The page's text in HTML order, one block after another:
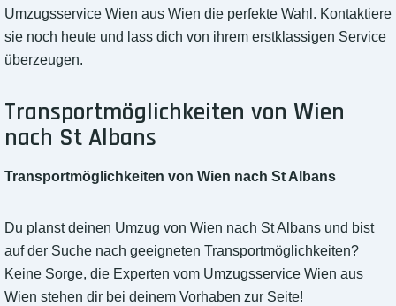
Umzugsservice Wien aus Wien die perfekte Wahl. Kontaktiere
sie noch heute und lass dich von ihrem erstklassigen Service
überzeugen.
Transportmöglichkeiten von Wien
nach St Albans
Transportmöglichkeiten von Wien nach St Albans
Du planst deinen Umzug von Wien nach St Albans und bist
auf der Suche nach geeigneten Transportmöglichkeiten?
Keine Sorge, die Experten vom Umzugsservice Wien aus
Wien stehen dir bei deinem Vorhaben zur Seite!